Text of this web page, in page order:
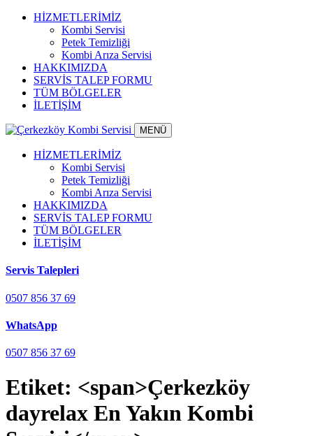
HİZMETLERİMİZ
Kombi Servisi
Petek Temizliği
Kombi Arıza Servisi
HAKKIMIZDA
SERVİS TALEP FORMU
TÜM BÖLGELER
İLETİŞİM
MENÜ
HİZMETLERİMİZ
Kombi Servisi
Petek Temizliği
Kombi Arıza Servisi
HAKKIMIZDA
SERVİS TALEP FORMU
TÜM BÖLGELER
İLETİŞİM
Servis Talepleri
0507 856 37 69
WhatsApp
0507 856 37 69
Etiket: <span>Çerkezköy
dayrelax En Yakın Kombi